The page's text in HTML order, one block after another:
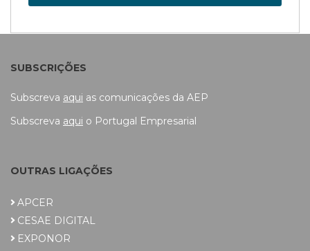
SUBSCRIÇÕES
Subscreva aqui as comunicações da AEP
Subscreva aqui o Portugal Empresarial
OUTRAS LIGAÇÕES
APCER
CESAE DIGITAL
EXPONOR